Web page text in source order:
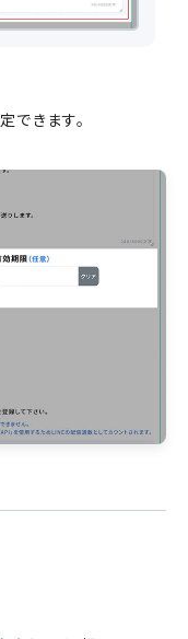
きます。